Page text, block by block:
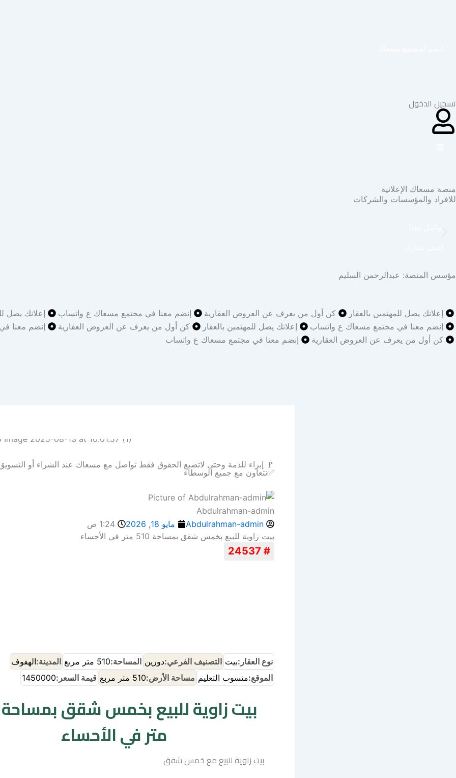
تسجيل الدخول
منصة مسعاك الإعلانية
للافراد والمؤسسات والشركات
مؤسس المنصة: عبدالرحمن السليم
إعلانك يصل للمهتمين بالعقار كن أول من يعرف عن العروض العقارية إنضم معنا في مجتمع مسعاك ع واتساب إعلانك يصل
إنضم معنا في مجتمع مسعاك ع واتساب
إعلانك يصل للمهتمين بالعقار كن أول من يعرف عن العروض العقارية إنضم معنا
كن أول من يعرف عن العروض العقارية
إنضم معنا في مجتمع مسعاك ع واتساب
🚩 إبراء للذمة وحتى لاتضيع الحقوق فقط تواصل مع مسعاك عند الشراء أو التسويق
✅نتعاون مع جميع الوسطاء
Abdulrahman-admin
Abdulrahman-admin
مايو 18, 2026
1:24 ص
بيت زاوية للبيع بخمس شقق بمساحة 510 متر في الأحساء
# 24537
نوع العقار:بيت التصنيف الفرعي:دورين المساحة:510 متر مربع المدينة:الهفوف
الموقع:منسوب التعليم مساحة الأرض:510 متر مربع قيمة السعر:1450000
متر في الأحساء
بيت زاوية للبيع مع خمس شقق